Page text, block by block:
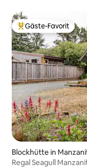
Beliebter Gäste-
Gäste-Favorit
Blockhütte in
Regal Seagull